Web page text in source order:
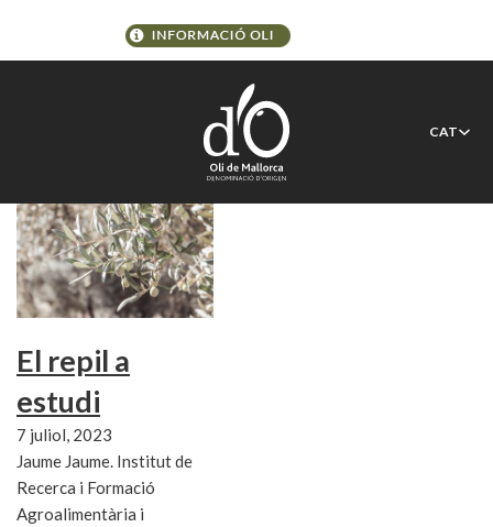
CAT
malaltia
El repil a
estudi
7 juliol, 2023
Jaume Jaume. Institut de
Recerca i Formació
Agroalimentària i